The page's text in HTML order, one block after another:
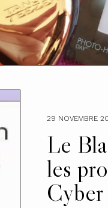
29 NOVEMBRE
Le
les